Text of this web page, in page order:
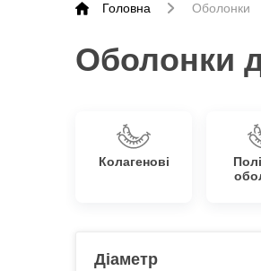
Головна Оболонки
Оболонки
Колагенові
Діаметр